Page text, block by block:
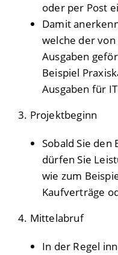
oder per Post
Damit
welche der
Ausgaben
Beispiel
Ausgaben für
3. Projektbeginn
Sobald Sie den
dürfen Sie
wie zum
Kaufverträge
4. Mittelabruf
In der Regel